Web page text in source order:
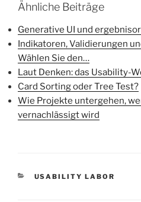
Ähnliche Beiträge
Generative UI und
Indikatoren, Validierungen
Wählen Sie den…
Laut Denken: das Usability-
Card Sorting oder Tree Test?
Wie Projekte untergehen,
vernachlässigt wird
KATEGORIEN
USABILITY LABOR